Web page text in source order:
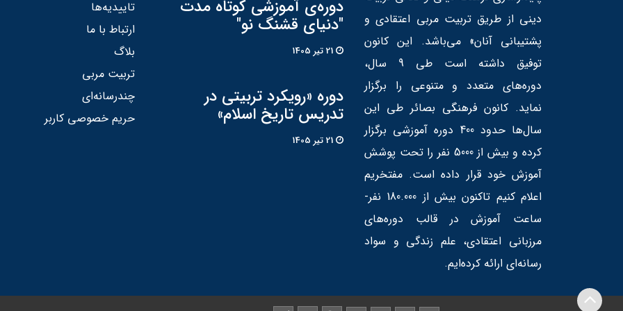
دینی از طریق تربیت مربی اعتقادی و
پشتیبانی آنان» می‌باشد. این کانون
توفیق داشته است طی 9 سال،
دوره‌های متعدد و متنوعی را برگزار
نماید. کانون فرهنگی بصائر طی این
سال‌ها حدود 400 دوره آموزشی برگزار
کرده و بیش از 5000 نفر را تحت پوشش
آموزش خود قرار داده است. مفتخریم
اعلام کنیم تاکنون بیش از 180.000 نفر-
ساعت آموزش در قالب دوره‌های
مرزبانی اعتقادی، علم زندگی و سواد
رسانه‌ای ارائه کرده‌ایم.
دوره‌ی آموزشی کوتاه مدت
"دنیای قشنگ نو"
دوره «رویکرد تربیتی در
تدریس تاریخ اسلام»
تاییدیه‌ها
ارتباط با ما
بلاگ
تربیت مربی
چندرسانه‌ای
حریم خصوصی کاربر